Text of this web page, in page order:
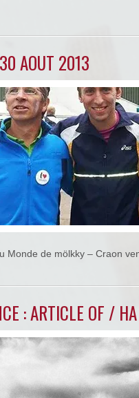
AOUT 2013
Monde de mölkky – Craon
: ARTICLE OF / HA